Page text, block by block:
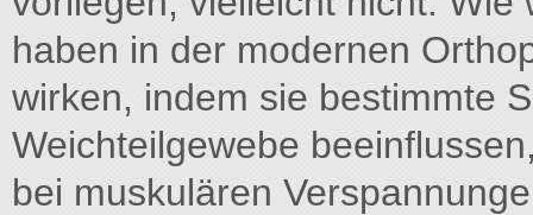
haben in der modernen
wirken, indem sie bestimmte
Weichteilgewebe
bei muskulären